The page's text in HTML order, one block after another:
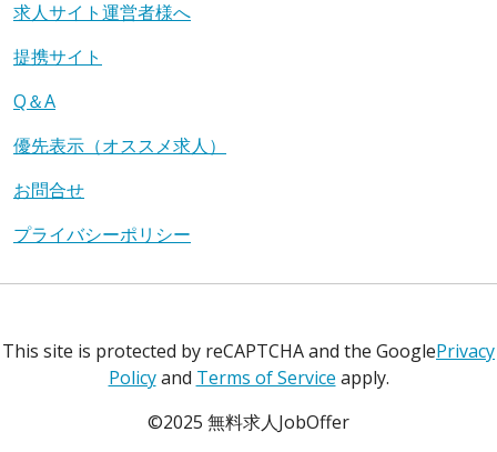
求人サイト運営者様へ
提携サイト
Q＆A
優先表示（オススメ求人）
お問合せ
プライバシーポリシー
This site is protected by reCAPTCHA and the GooglePrivacy
Policyand Terms of Service apply.
©2025 無料求人JobOffer